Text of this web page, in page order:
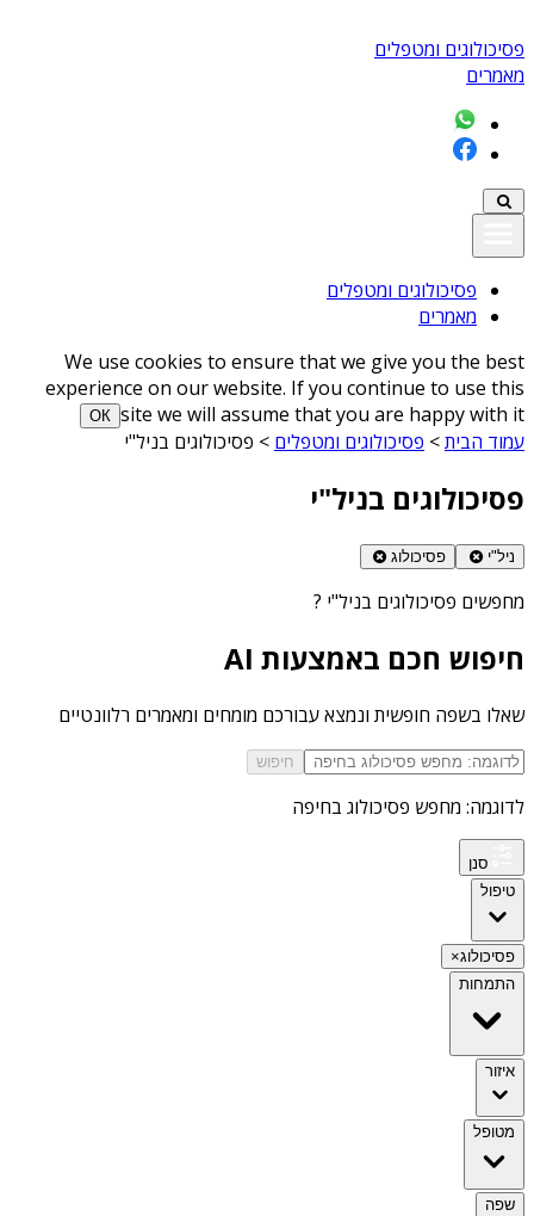
פסיכולוגים ומטפלים
מאמרים
פסיכולוגים ומטפלים
מאמרים
We use cookies to ensure that we give you the best
experience on our website. If you continue to use this
site we will assume that you are happy with it
ОК
עמוד הבית> פסיכולוגים ומטפלים > פסיכולוגים בניל"י
פסיכולוגים בניל"י
ניל"י פסיכולוג
מחפשים פסיכולוגים בניל"י ?
חיפוש חכם באמצעות AI
שאלו בשפה חופשית ונמצא עבורכם מומחים ומאמרים רלוונטיים
חיפוש
לדוגמה: מחפש פסיכולוג בחיפה
סנן
טיפול
פסיכולוג×
התמחות
איזור
מטופל
שפה